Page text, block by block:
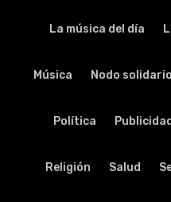
La música del día
Música Nodo solidario
Política Publicidad
Religión Salud